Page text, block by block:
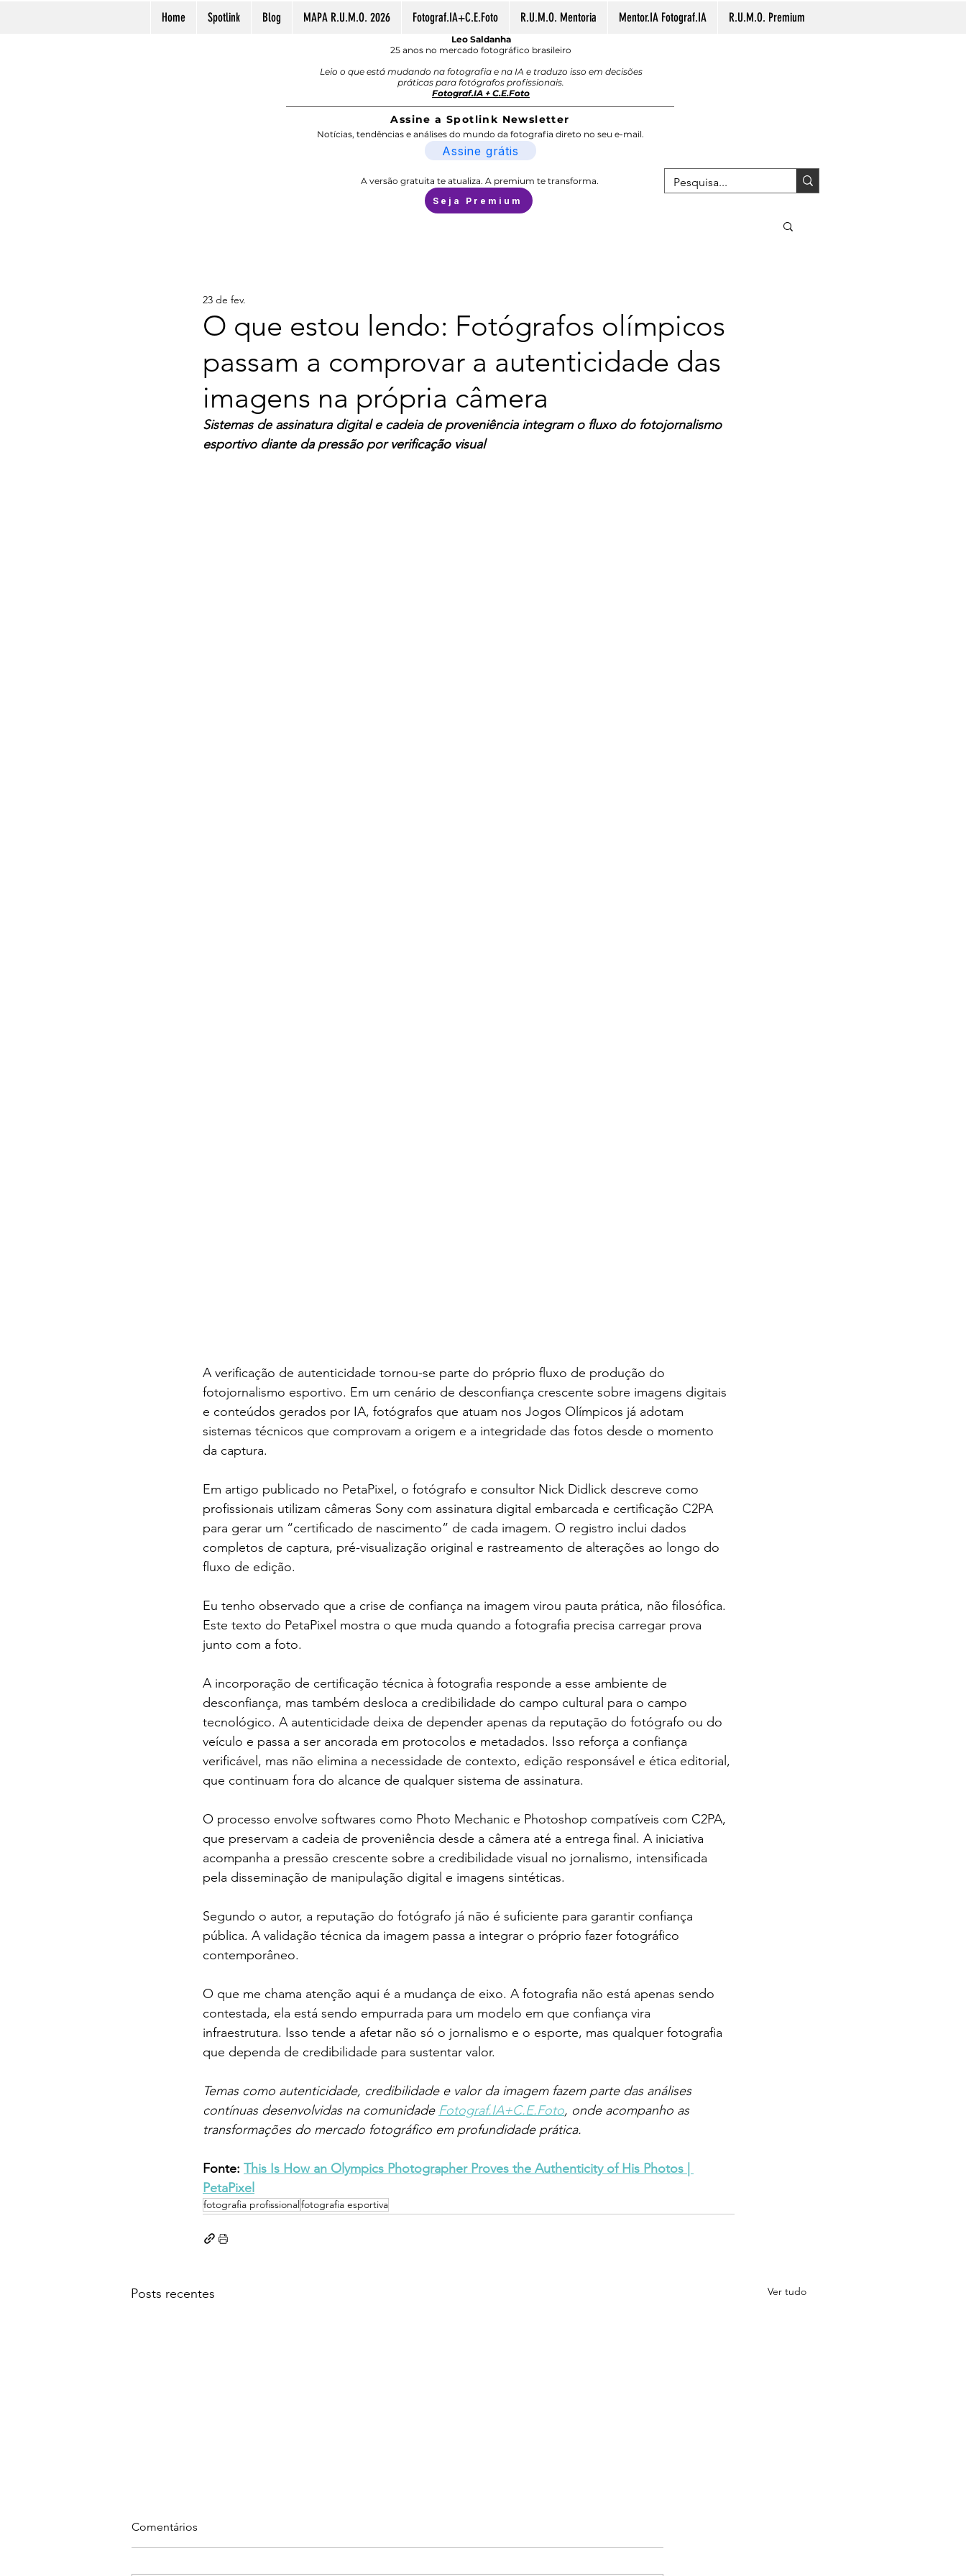
Home Spotlink Blog MAPA R.U.M.O. 2026 Fotograf.IA+C.E.Foto R.U.M.O. Mentoria Mentor.IA Fotograf.IA R.U.M.O. Premium
Leo Saldanha
25 anos no mercado fotográfico brasileiro
Leio o que está mudando na fotografia e na IA e traduzo isso em decisões
práticas para fotógrafos profissionais.
Fotograf.IA + C.E.Foto
Assine a Spotlink Newsletter
Notícias, tendências e análises do mundo da fotografia direto no seu e-mail.
Assine grátis
A versão gratuita te atualiza. A premium te transforma.
Seja Premium
O que estou lendo: Fotógrafos olímpicos
passam a comprovar a autenticidade das
imagens na própria câmera
23 de fev.
Sistemas de assinatura digital e cadeia de proveniência integram o fluxo do fotojornalismo
esportivo diante da pressão por verificação visual
A verificação de autenticidade tornou-se parte do próprio fluxo de produção do
fotojornalismo esportivo. Em um cenário de desconfiança crescente sobre imagens digitais
e conteúdos gerados por IA, fotógrafos que atuam nos Jogos Olímpicos já adotam
sistemas técnicos que comprovam a origem e a integridade das fotos desde o momento
da captura.
Em artigo publicado no PetaPixel, o fotógrafo e consultor Nick Didlick descreve como
profissionais utilizam câmeras Sony com assinatura digital embarcada e certificação C2PA
para gerar um “certificado de nascimento” de cada imagem. O registro inclui dados
completos de captura, pré-visualização original e rastreamento de alterações ao longo do
fluxo de edição.
Eu tenho observado que a crise de confiança na imagem virou pauta prática, não filosófica.
Este texto do PetaPixel mostra o que muda quando a fotografia precisa carregar prova
junto com a foto.
A incorporação de certificação técnica à fotografia responde a esse ambiente de
desconfiança, mas também desloca a credibilidade do campo cultural para o campo
tecnológico. A autenticidade deixa de depender apenas da reputação do fotógrafo ou do
veículo e passa a ser ancorada em protocolos e metadados. Isso reforça a confiança
verificável, mas não elimina a necessidade de contexto, edição responsável e ética editorial,
que continuam fora do alcance de qualquer sistema de assinatura.
O processo envolve softwares como Photo Mechanic e Photoshop compatíveis com C2PA,
que preservam a cadeia de proveniência desde a câmera até a entrega final. A iniciativa
acompanha a pressão crescente sobre a credibilidade visual no jornalismo, intensificada
pela disseminação de manipulação digital e imagens sintéticas.
Segundo o autor, a reputação do fotógrafo já não é suficiente para garantir confiança
pública. A validação técnica da imagem passa a integrar o próprio fazer fotográfico
contemporâneo.
O que me chama atenção aqui é a mudança de eixo. A fotografia não está apenas sendo
contestada, ela está sendo empurrada para um modelo em que confiança vira
infraestrutura. Isso tende a afetar não só o jornalismo e o esporte, mas qualquer fotografia
que dependa de credibilidade para sustentar valor.
Temas como autenticidade, credibilidade e valor da imagem fazem parte das análises
contínuas desenvolvidas na comunidade Fotograf.IA+C.E.Foto, onde acompanho as
transformações do mercado fotográfico em profundidade prática.
Fonte: This Is How an Olympics Photographer Proves the Authenticity of His Photos |
PetaPixel
fotografia profissionalfotografia esportiva
Posts recentes Ver tudo
Comentários